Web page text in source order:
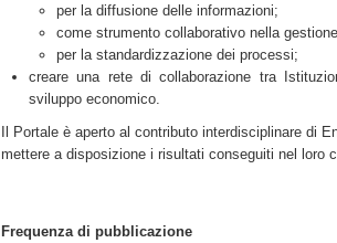
per la diffusione delle informazioni;
come strumento collaborativo nella
per la standardizzazione dei processi;
creare una rete di collaborazione tra
sviluppo economico.
Il Portale è aperto al contributo interdisciplinare di
mettere a disposizione i risultati conseguiti nel loro
Frequenza di pubblicazione